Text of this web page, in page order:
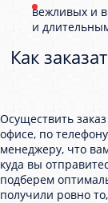
вежливых и
и
Как
Осуществить
офисе, по
менеджеру, что
куда вы
подберем
получили ровно